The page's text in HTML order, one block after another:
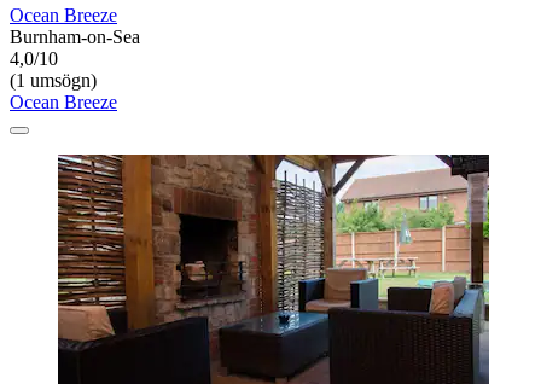
Ocean Breeze
Burnham-on-Sea
4,0/10
(1 umsögn)
Ocean Breeze